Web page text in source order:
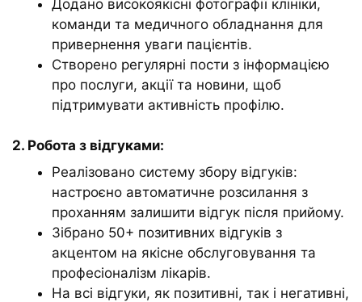
Додано високоякісні фотографії клініки,
команди та медичного обладнання для
привернення уваги пацієнтів.
Створено регулярні пости з інформацією
про послуги, акції та новини, щоб
підтримувати активність профілю.
2. Робота з відгуками:
Реалізовано систему збору відгуків:
настроєно автоматичне розсилання з
проханням залишити відгук після прийому.
Зібрано 50+ позитивних відгуків з
акцентом на якісне обслуговування та
професіоналізм лікарів.
На всі відгуки, як позитивні, так і негативні,